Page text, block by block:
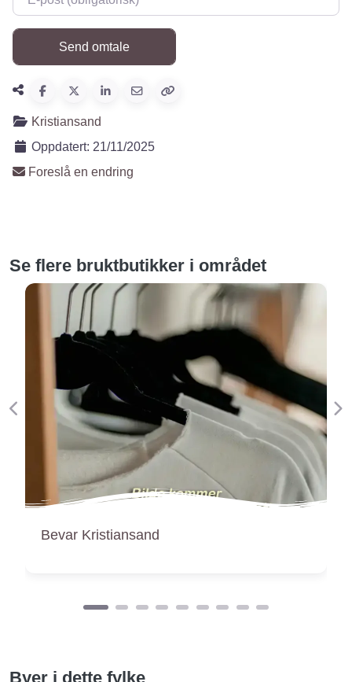
Kristiansand
Oppdatert: 21/11/2025
Foreslå en endring
Se flere bruktbutikker i området
Blå Kors Gjenbruk – Mjåvann Kristiansand
Forige
Byer i dette fylke